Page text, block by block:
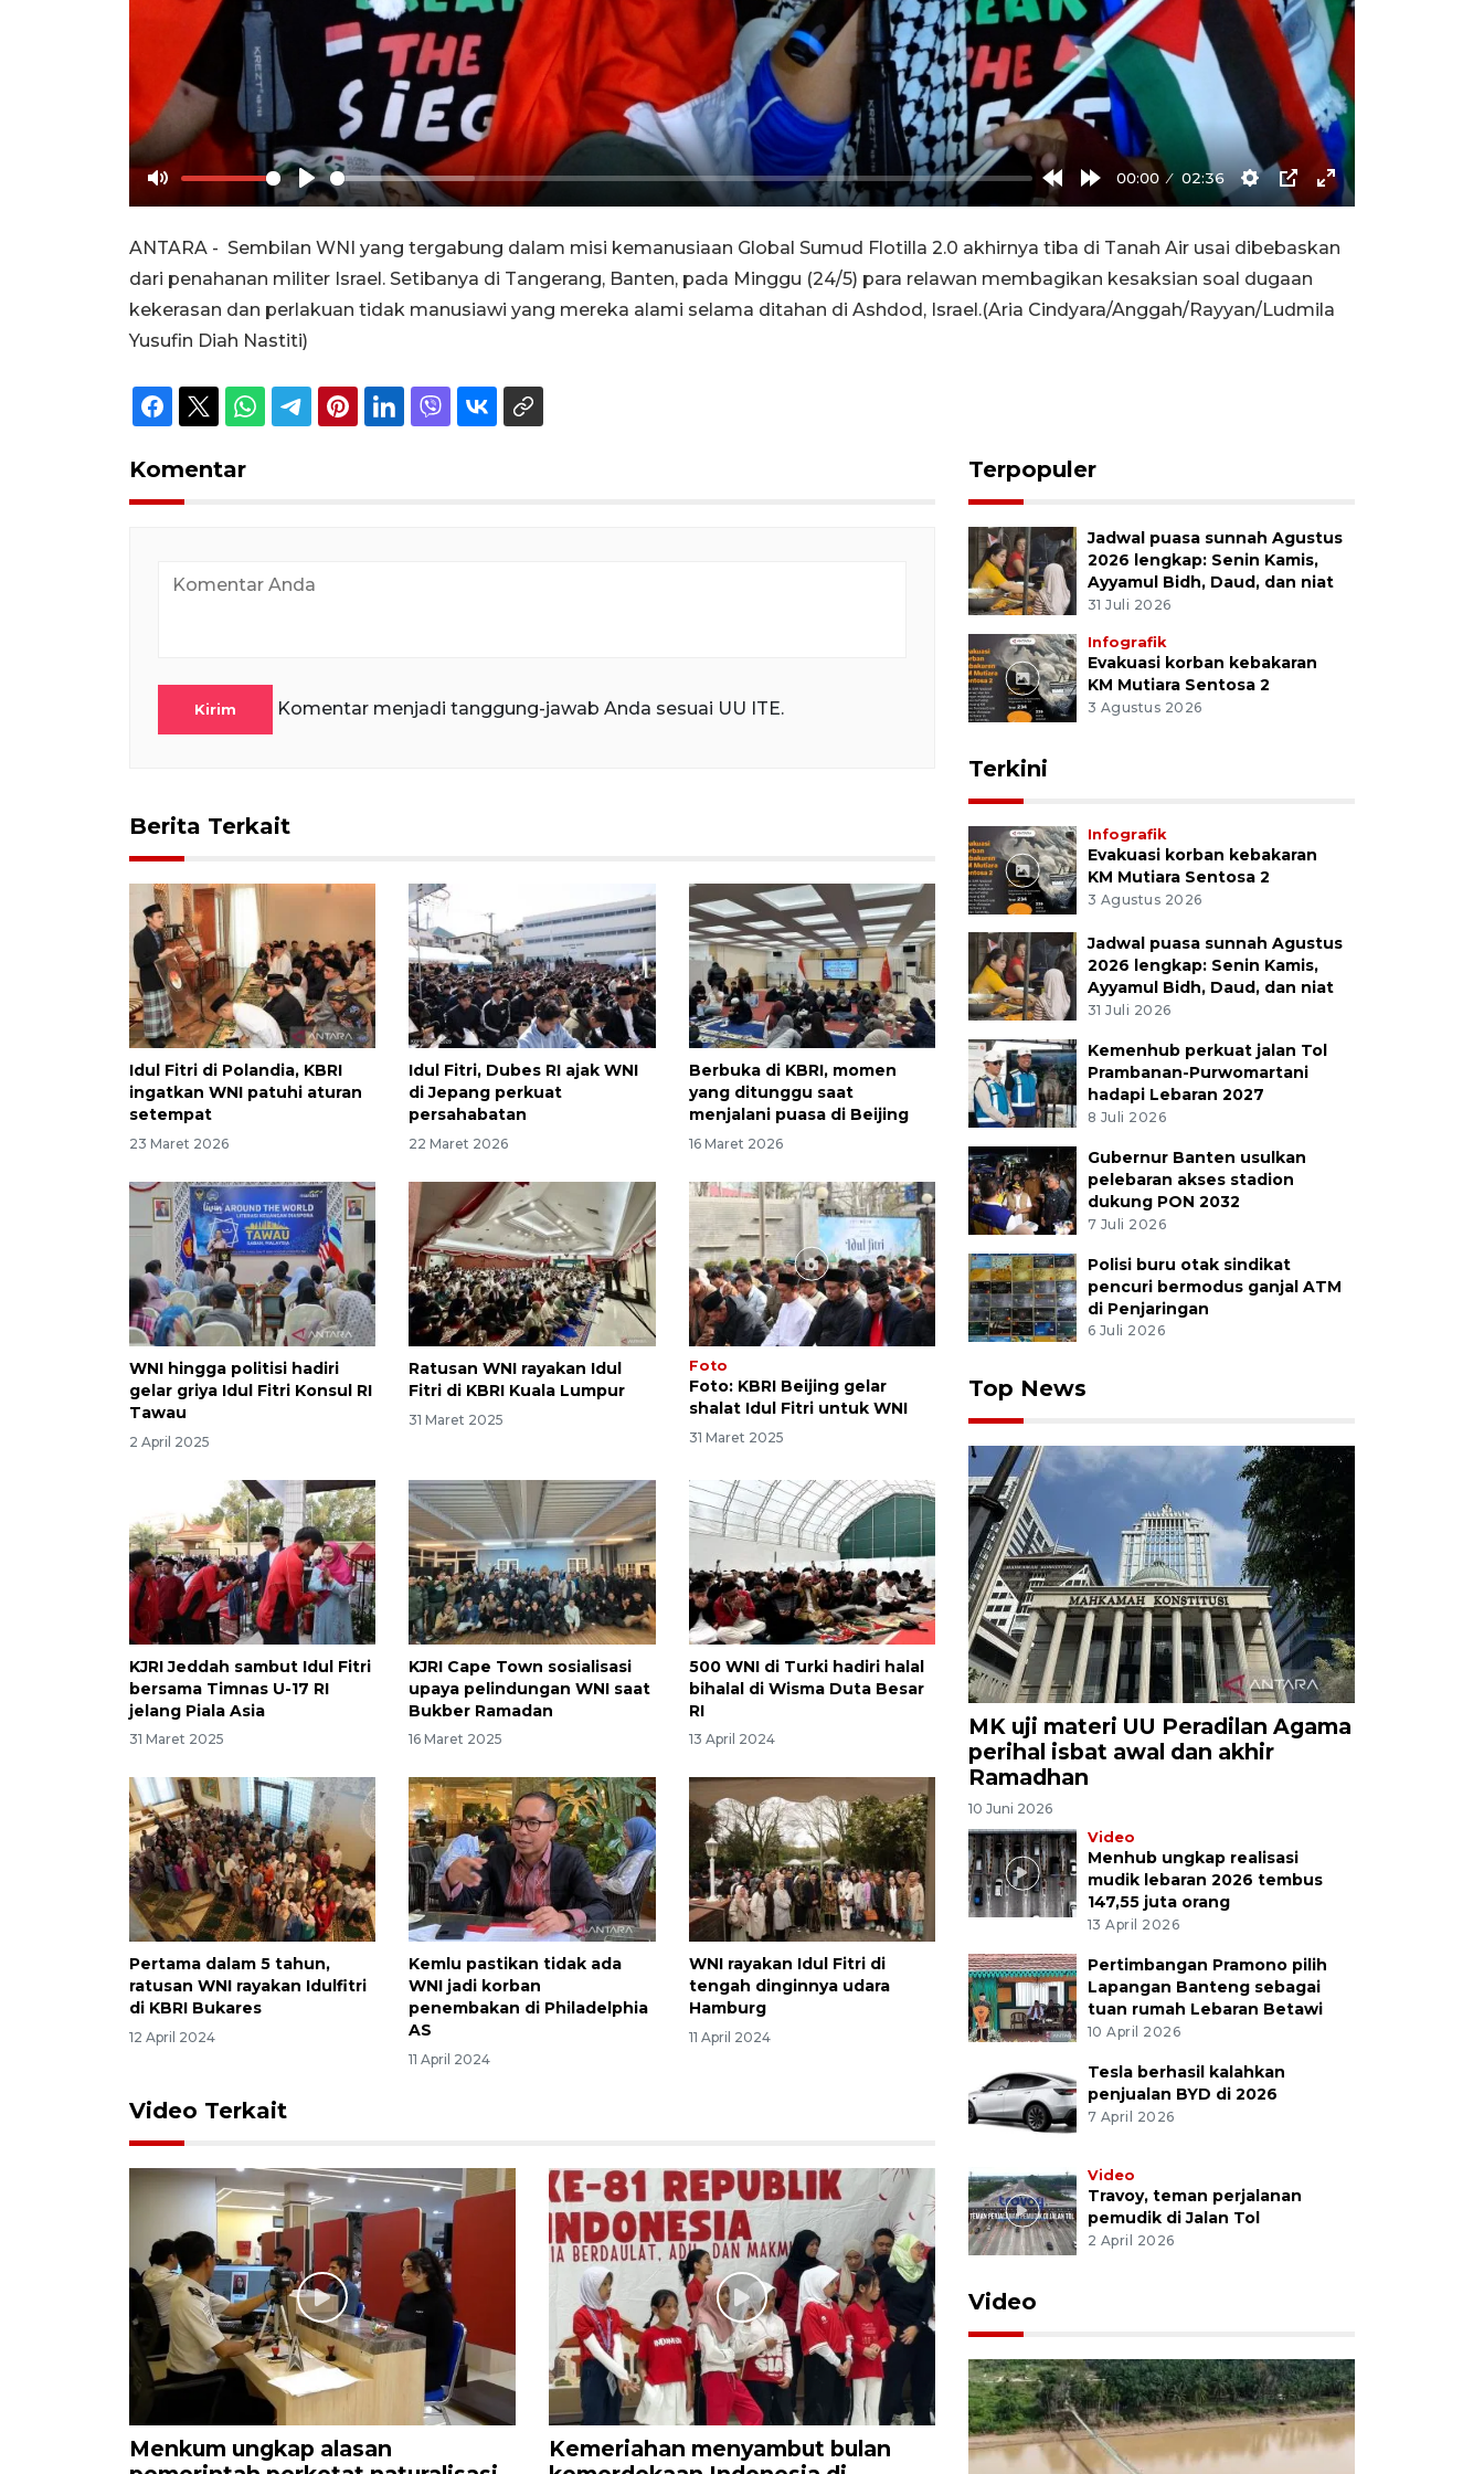
Mute Play
RewindForward
00:00 02:36
Settings
PIP Enter
ANTARA - Sembilan WNI yang tergabung dalam misi kemanusiaan Global Sumud Flotilla 2.0 akhirnya tiba di Tanah Air usai dibebaskan
dari penahanan militer Israel. Setibanya di Tangerang, Banten, pada Minggu (24/5) para relawan membagikan kesaksian soal dugaan
kekerasan dan perlakuan tidak manusiawi yang mereka alami selama ditahan di Ashdod, Israel.(Aria Cindyara/Anggah/Rayyan/Ludmila
Yusufin Diah Nastiti)
Komentar
Kirim Komentar menjadi tanggung-jawab Anda sesuai UU ITE.
Berita Terkait
Idul Fitri di Polandia, KBRI
ingatkan WNI patuhi aturan
setempat
23 Maret 2026
Idul Fitri, Dubes RI ajak WNI
di Jepang perkuat
persahabatan
22 Maret 2026
Berbuka di KBRI, momen
yang ditunggu saat
menjalani puasa di Beijing
16 Maret 2026
WNI hingga politisi hadiri
gelar griya Idul Fitri Konsul RI
Tawau
2 April 2025
Ratusan WNI rayakan Idul
Fitri di KBRI Kuala Lumpur
31 Maret 2025
Foto
Foto: KBRI Beijing gelar
shalat Idul Fitri untuk WNI
31 Maret 2025
KJRI Jeddah sambut Idul Fitri
bersama Timnas U-17 RI
jelang Piala Asia
31 Maret 2025
KJRI Cape Town sosialisasi
upaya pelindungan WNI saat
Bukber Ramadan
16 Maret 2025
500 WNI di Turki hadiri halal
bihalal di Wisma Duta Besar
RI
13 April 2024
Pertama dalam 5 tahun,
ratusan WNI rayakan Idulfitri
di KBRI Bukares
12 April 2024
Kemlu pastikan tidak ada
WNI jadi korban
penembakan di Philadelphia
AS
11 April 2024
WNI rayakan Idul Fitri di
tengah dinginnya udara
Hamburg
11 April 2024
Video Terkait
Menkum ungkap alasan
Kemeriahan menyambut bulan
Terpopuler
Jadwal puasa sunnah Agustus
2026 lengkap: Senin Kamis,
Ayyamul Bidh, Daud, dan niat
31 Juli 2026
Infografik
Evakuasi korban kebakaran
KM Mutiara Sentosa 2
3 Agustus 2026
Terkini
Infografik
Evakuasi korban kebakaran
KM Mutiara Sentosa 2
3 Agustus 2026
Jadwal puasa sunnah Agustus
2026 lengkap: Senin Kamis,
Ayyamul Bidh, Daud, dan niat
31 Juli 2026
Kemenhub perkuat jalan Tol
Prambanan-Purwomartani
hadapi Lebaran 2027
8 Juli 2026
Gubernur Banten usulkan
pelebaran akses stadion
dukung PON 2032
7 Juli 2026
Polisi buru otak sindikat
pencuri bermodus ganjal ATM
di Penjaringan
6 Juli 2026
Top News
MK uji materi UU Peradilan Agama
perihal isbat awal dan akhir
Ramadhan
10 Juni 2026
Video
Menhub ungkap realisasi
mudik lebaran 2026 tembus
147,55 juta orang
13 April 2026
Pertimbangan Pramono pilih
Lapangan Banteng sebagai
tuan rumah Lebaran Betawi
10 April 2026
Tesla berhasil kalahkan
penjualan BYD di 2026
7 April 2026
Video
Travoy, teman perjalanan
pemudik di Jalan Tol
2 April 2026
Video